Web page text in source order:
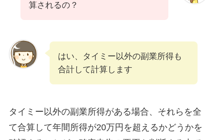
算されるの？
はい、タイミー以外の副業所得も
合計して計算します
タイミー以外の副業所得がある場合、それらを全
て合算して年間所得が20万円を超えるかどうかを